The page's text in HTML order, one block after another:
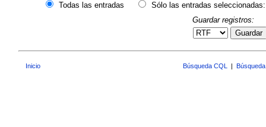
Todas las entradas
Sólo las entradas seleccionadas:
Guardar registros:
Guardar
Inicio Búsqueda CQL